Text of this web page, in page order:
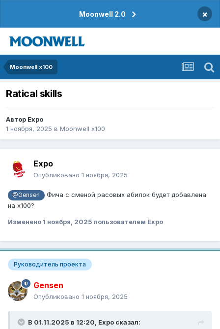
Moonwell 2.0 ×
Moonwell x100
Ratical skills
Автор Expo
1 ноября, 2025 в Moonwell x100
Expo
Опубликовано 1 ноября, 2025
@Gensen
Фича с сменой расовых абилок будет добавлена
на х100?
Изменено 1 ноября, 2025 пользователем Expo
Руководитель проекта
Gensen
Опубликовано 1 ноября, 2025
В 01.11.2025 в 12:20, Expo сказал: